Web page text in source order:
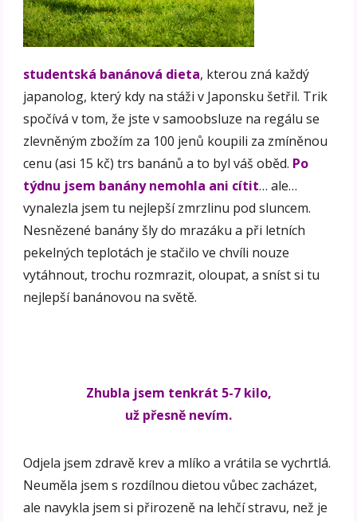
studentská banánová dieta, kterou zná každý
japanolog, který kdy na stáži v Japonsku šetřil. Trik
spočívá v tom, že jste v samoobsluze na regálu se
zlevněným zbožím za 100 jenů koupili za zmíněnou
cenu (asi 15 kč) trs banánů a to byl váš oběd. Po
týdnu jsem banány nemohla ani cítit… ale…
vynalezla jsem tu nejlepší zmrzlinu pod sluncem.
Nesnězené banány šly do mrazáku a při letních
pekelných teplotách je stačilo ve chvíli nouze
vytáhnout, trochu rozmrazit, oloupat, a sníst si tu
nejlepší banánovou na světě.
Zhubla jsem tenkrát 5-7 kilo,
už přesně nevím.
Odjela jsem zdravě krev a mlíko a vrátila se vychrtlá.
Neuměla jsem s rozdílnou dietou vůbec zacházet,
ale navykla jsem si přirozeně na lehčí stravu, než je